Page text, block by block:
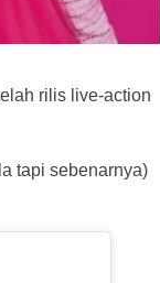
rilis live-action
tapi sebenarnya)